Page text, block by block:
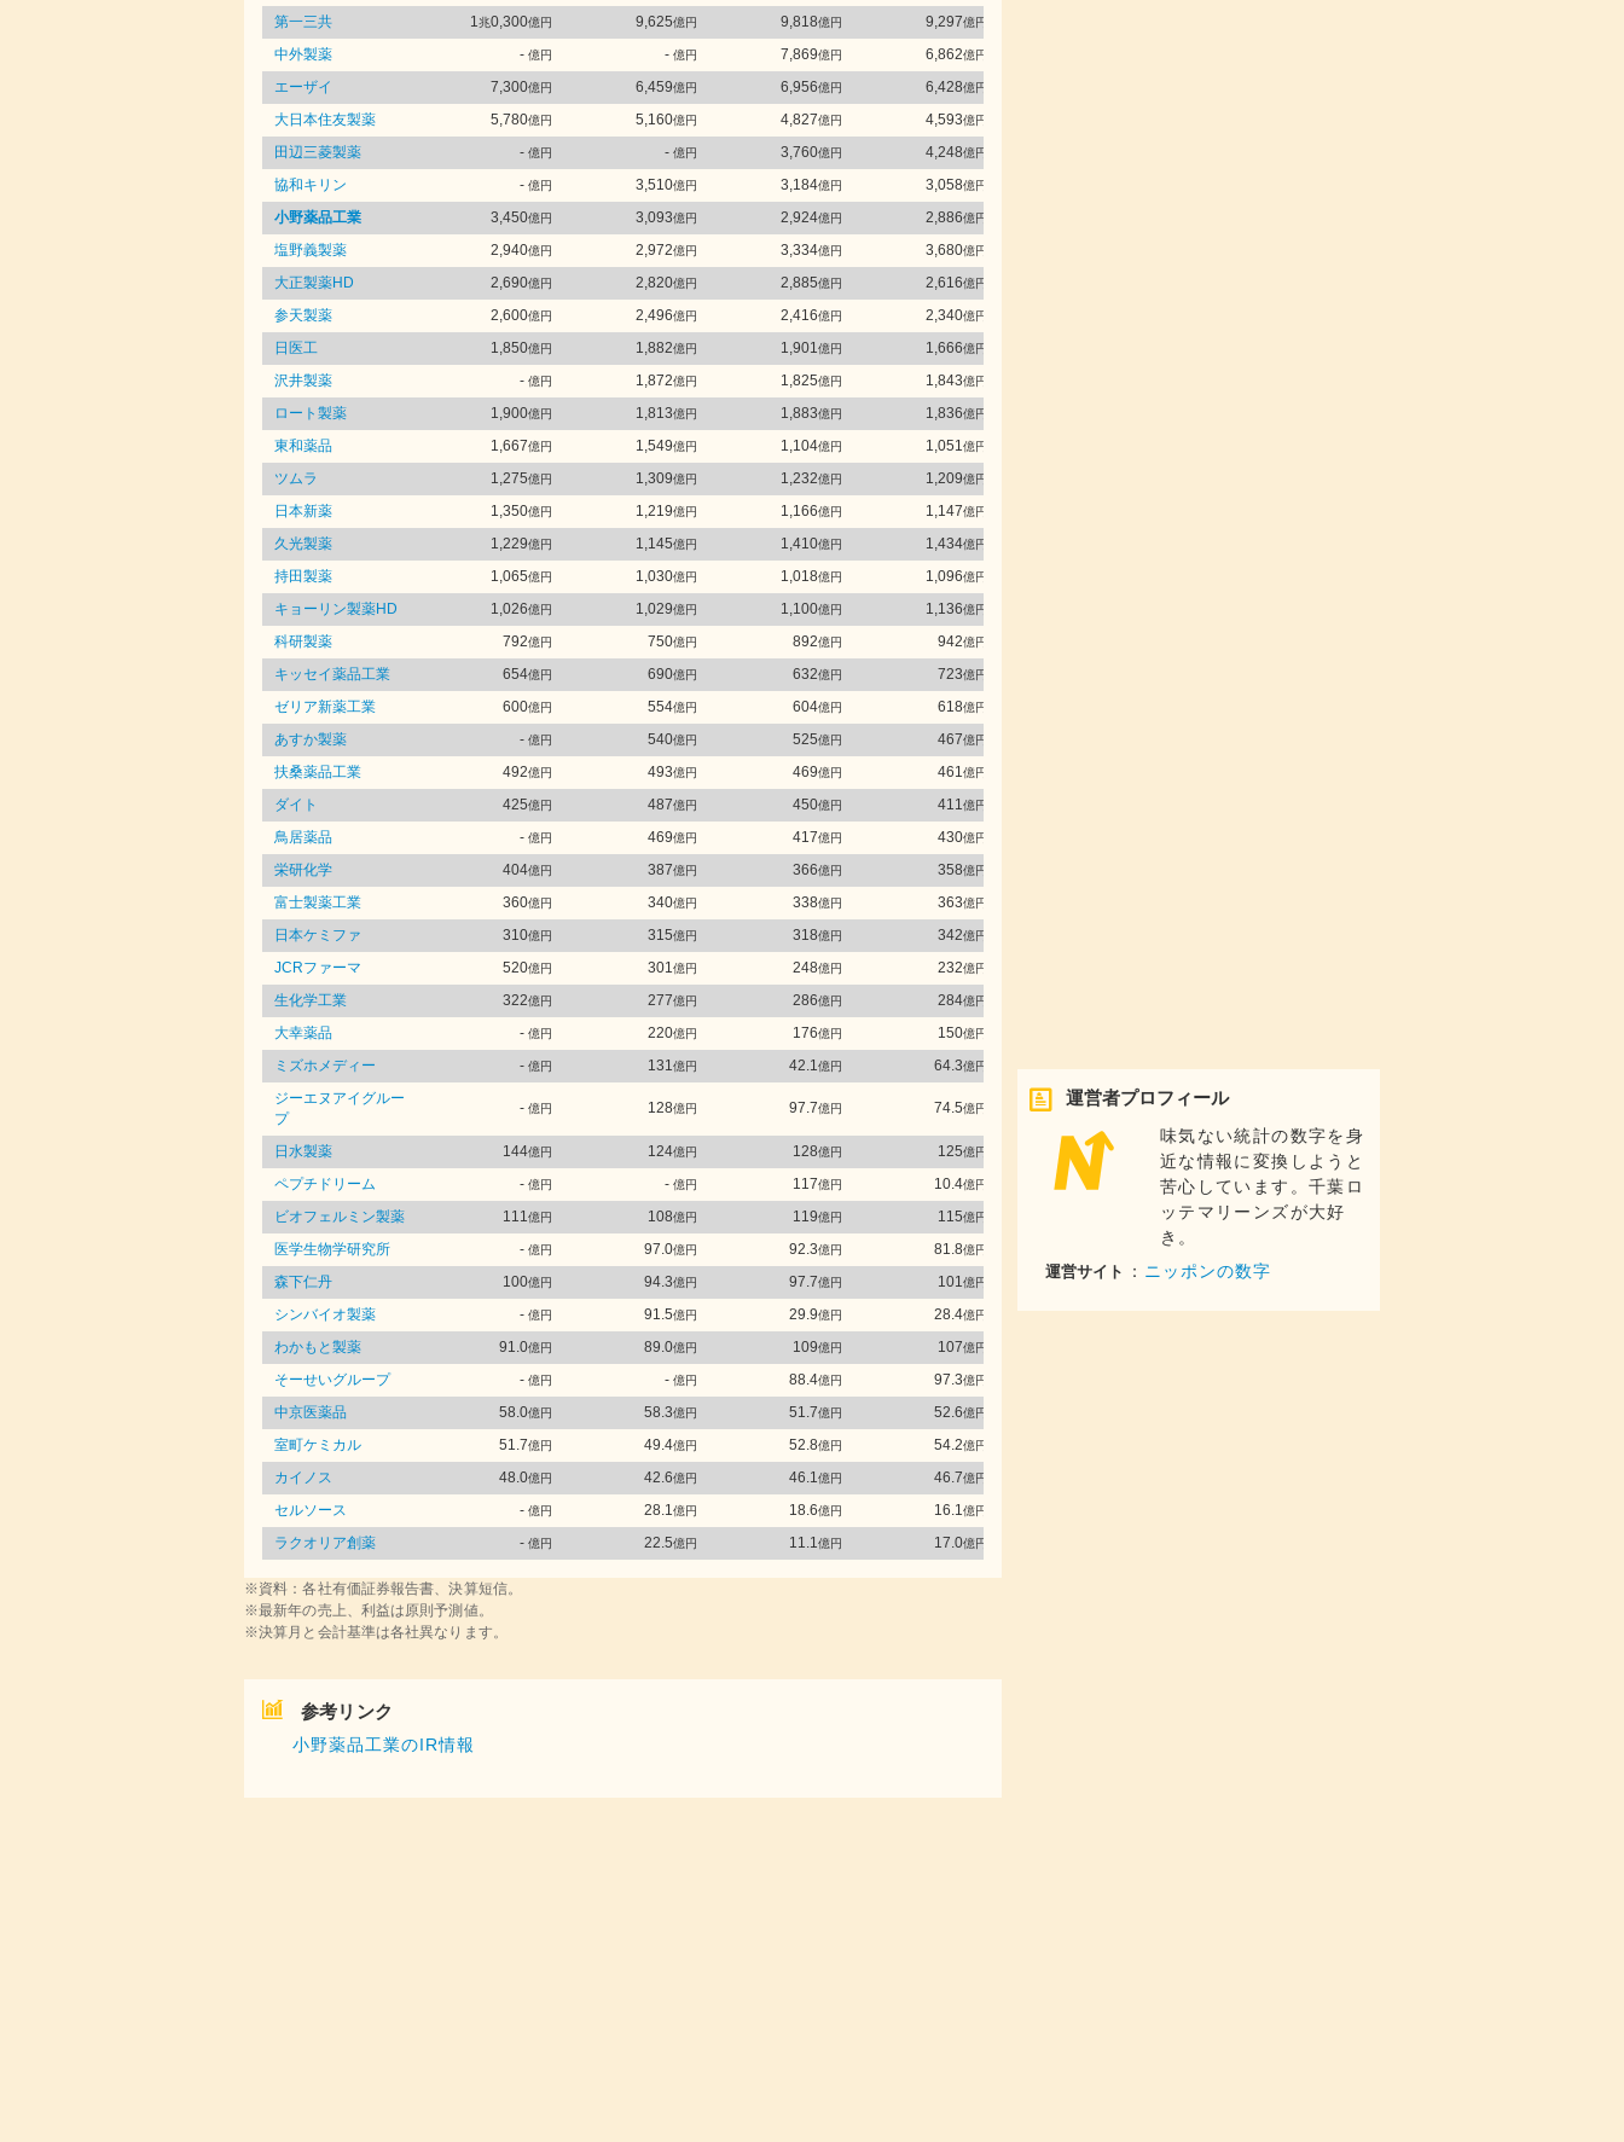
第一三共 1兆0,300億円 9,625億円 9,818億円 9,297億円
中外製薬 - 億円 - 億円 7,869億円 6,862億円
エーザイ 7,300億円 6,459億円 6,956億円 6,428億円
大日本住友製薬 5,780億円 5,160億円 4,827億円 4,593億円
田辺三菱製薬 - 億円 - 億円 3,760億円 4,248億円
協和キリン - 億円 3,510億円 3,184億円 3,058億円
小野薬品工業 3,450億円 3,093億円 2,924億円 2,886億円
塩野義製薬 2,940億円 2,972億円 3,334億円 3,680億円
大正製薬HD 2,690億円 2,820億円 2,885億円 2,616億円
参天製薬 2,600億円 2,496億円 2,416億円 2,340億円
日医工 1,850億円 1,882億円 1,901億円 1,666億円
沢井製薬 - 億円 1,872億円 1,825億円 1,843億円
ロート製薬 1,900億円 1,813億円 1,883億円 1,836億円
東和薬品 1,667億円 1,549億円 1,104億円 1,051億円
ツムラ 1,275億円 1,309億円 1,232億円 1,209億円
日本新薬 1,350億円 1,219億円 1,166億円 1,147億円
久光製薬 1,229億円 1,145億円 1,410億円 1,434億円
持田製薬 1,065億円 1,030億円 1,018億円 1,096億円
キョーリン製薬HD 1,026億円 1,029億円 1,100億円 1,136億円
科研製薬 792億円 750億円 892億円 942億円
キッセイ薬品工業 654億円 690億円 632億円 723億円
ゼリア新薬工業 600億円 554億円 604億円 618億円
あすか製薬 - 億円 540億円 525億円 467億円
扶桑薬品工業 492億円 493億円 469億円 461億円
ダイト 425億円 487億円 450億円 411億円
鳥居薬品 - 億円 469億円 417億円 430億円
栄研化学 404億円 387億円 366億円 358億円
富士製薬工業 360億円 340億円 338億円 363億円
日本ケミファ 310億円 315億円 318億円 342億円
JCRファーマ 520億円 301億円 248億円 232億円
生化学工業 322億円 277億円 286億円 284億円
大幸薬品 - 億円 220億円 176億円 150億円
ミズホメディー - 億円 131億円 42.1億円 64.3億円 64.2億円
ジーエヌアイグルー
プ
- 億円 128億円 97.7億円 74.5億円 50.2億円
日水製薬 144億円 124億円 128億円 125億円 123億円
ペプチドリーム - 億円 - 億円 117億円 10.4億円 72.2
ビオフェルミン製薬 111億円 108億円 119億円 115億円
医学生物学研究所 - 億円 97.0億円 92.3億円 81.8億円
森下仁丹 100億円 94.3億円 97.7億円 101億円 108 億円
シンバイオ製薬 - 億円 91.5億円 29.9億円 28.4億円 38.4億円
わかもと製薬 91.0億円 89.0億円 109億円 107億円
そーせいグループ - 億円 - 億円 88.4億円 97.3億円
中京医薬品 58.0億円 58.3億円 51.7億円 52.6億円
室町ケミカル 51.7億円 49.4億円 52.8億円 54.2億円
カイノス 48.0億円 42.6億円 46.1億円 46.7億円
セルソース - 億円 28.1億円 18.6億円 16.1億円
ラクオリア創薬 - 億円 22.5億円 11.1億円 17.0億円
※資料：各社有価証券報告書、決算短信。
※最新年の売上、利益は原則予測値。
※決算月と会計基準は各社異なります。
参考リンク
小野薬品工業のIR情報
運営者プロフィール
味気ない統計の数字を身
近な情報に変換しようと
苦心しています。千葉ロ
ッテマリーンズが大好
き。
運営サイト ： ニッポンの数字